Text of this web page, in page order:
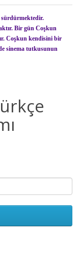
sürdürmektedir.
Bir gün Coşkun
Coşkun kendisini bir
sinema tutkusunun